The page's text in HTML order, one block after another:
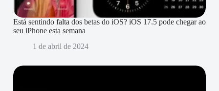
Está sentindo falta dos betas do iOS? iOS 17.5 pode chegar ao
seu iPhone esta semana
1 de abril de 2024